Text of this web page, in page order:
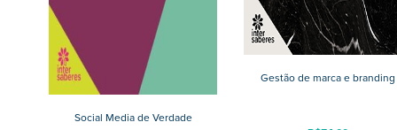
Gestão de marca e branding
Social Media de Verdade